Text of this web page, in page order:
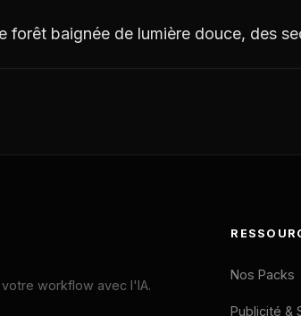
forêt baignée de lumière douce, des
workflow avec l'IA.
Nos Packs
Publicité &